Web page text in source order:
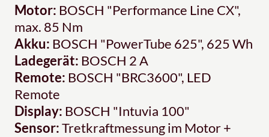
Motor: BOSCH "Performance Line CX",
max. 85 Nm
Akku: BOSCH "PowerTube 625", 625 Wh
Ladegerät: BOSCH 2 A
Remote: BOSCH "BRC3600", LED
Remote
Display: BOSCH "Intuvia 100"
Sensor:Tretkraftmessung im Motor +